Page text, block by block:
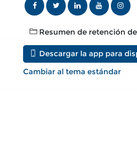
Resumen de retención
Descargar la app para
Cambiar al tema estándar